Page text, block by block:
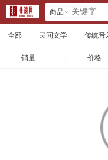
商品 󰄘
全部 民间文学 传统音
销量 价格